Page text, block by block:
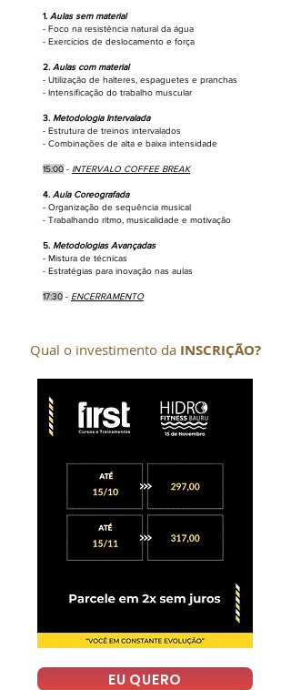
1. Aulas sem material
- Foco na resistência natural da água
- Exercícios de deslocamento e força
2. Aulas com material
- Utilização de halteres, espaguetes e pranchas
- Intensificação do trabalho muscular
3. Metodologia Intervalada
- Estrutura de treinos intervalados
- Combinações de alta e baixa intensidade
15:00 - INTERVALO COFFEE BREAK
4. Aula Coreografada
- Organização de sequência musical
- Trabalhando ritmo, musicalidade e motivação
5. Metodologias Avançadas
- Mistura de técnicas
- Estratégias para inovação nas aulas
17:30 - ENCERRAMENTO
Qual o investimento da INSCRIÇÃO?
EU QUERO